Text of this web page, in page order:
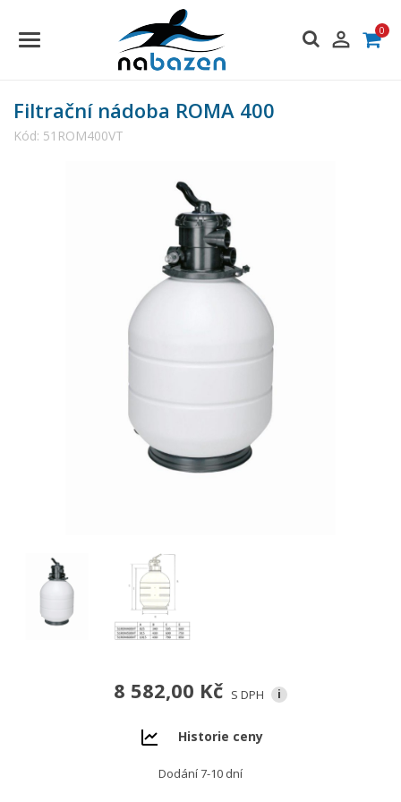
 0
Filtrační nádoba ROMA 400
Kód: 51ROM400VT
8 582,00 Kč S DPH i
Historie ceny
Dodání 7-10 dní